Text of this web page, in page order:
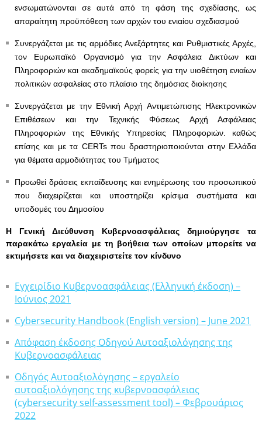
ενσωματώνονται σε αυτά από τη φάση της σχεδίασης, ως
απαραίτητη προϋπόθεση των αρχών του ενιαίου σχεδιασμού
Συνεργάζεται με τις αρμόδιες Ανεξάρτητες και Ρυθμιστικές Αρχές,
τον Ευρωπαϊκό Οργανισμό για την Ασφάλεια Δικτύων και
Πληροφοριών και ακαδημαϊκούς φορείς για την υιοθέτηση ενιαίων
πολιτικών ασφαλείας στο πλαίσιο της δημόσιας διοίκησης
Συνεργάζεται με την Εθνική Αρχή Αντιμετώπισης Ηλεκτρονικών
Επιθέσεων και την Τεχνικής Φύσεως Αρχή Ασφάλειας
Πληροφοριών της Εθνικής Υπηρεσίας Πληροφοριών. καθώς
επίσης και με τα CERTs που δραστηριοποιούνται στην Ελλάδα
για θέματα αρμοδιότητας του Τμήματος
Προωθεί δράσεις εκπαίδευσης και ενημέρωσης του προσωπικού
που διαχειρίζεται και υποστηρίζει κρίσιμα συστήματα και
υποδομές του Δημοσίου
Η Γενική Διεύθυνση Κυβερνοασφάλειας δημιούργησε τα
παρακάτω εργαλεία με τη βοήθεια των οποίων μπορείτε να
εκτιμήσετε και να διαχειριστείτε τον κίνδυνο
Εγχειρίδιο Κυβερνοασφάλειας (Ελληνική έκδοση) –
Ιούνιος 2021
Cybersecurity Handbook (English version) – June 2021
Απόφαση έκδοσης Οδηγού Αυτοαξιολόγησης της
Κυβερνοασφάλειας
Οδηγός Αυτοαξιολόγησης – εργαλείο
αυτοαξιολόγησης της κυβερνοασφάλειας
(cybersecurity self-assessment tool) – Φεβρουάριος
2022